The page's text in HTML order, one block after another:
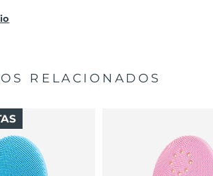
alguno.
RELACIONADOS